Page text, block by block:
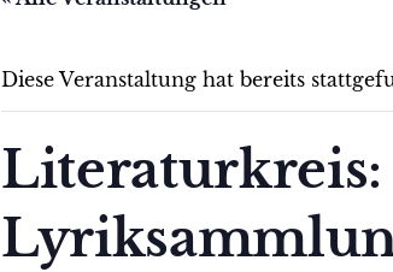
Diese Veranstaltung hat bereits
Literaturkreis: